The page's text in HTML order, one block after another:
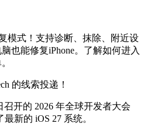
模式！支持诊断、抹除、附近设
也能修复iPhone。了解如何进入
的线索投递！
召开的 2026 年全球开发者大会
新的 iOS 27 系统。